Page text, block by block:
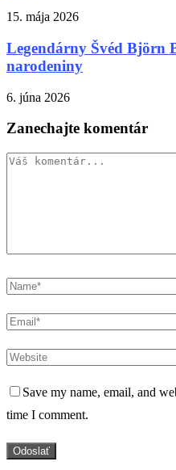
15. mája 2026
Legendárny Švéd Björn
narodeniny
6. júna 2026
Zanechajte komentár
Save my name, email, and
time I comment.